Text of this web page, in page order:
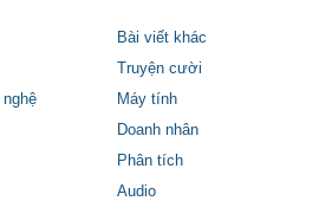
Bài viết khác
Truyện cười
nghệ Máy tính
Doanh nhân
Phân tích
Audio